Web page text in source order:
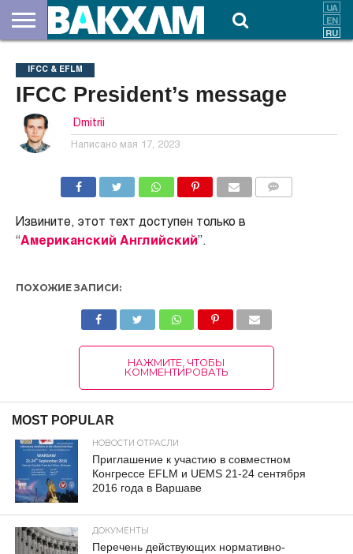
НАС
ВЗНОСЫ
ДОКУМЕНТЫ
НОВОСТИ
КОНТАКТЫ
IFCC & EFLM
IFCC President’s message
Dmitrii
Написано мая 17, 2023
Извините, этот техт доступен только в
“Американский Английский ”.
ПОХОЖИЕ ЗАПИСИ:
НАЖМИТЕ, ЧТОБЫ
КОММЕНТИРОВАТЬ
MOST POPULAR
НОВОСТИ ОТРАСЛИ
Приглашение к участию в совместном
Конгрессе EFLM и UEMS 21-24 сентября
2016 года в Варшаве
ДОКУМЕНТЫ
Перечень действующих нормативно-